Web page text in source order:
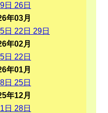
日 26日
年03月
日 22 日 29日
年02月
日 22 日
年01月
日 25日
年12月
日 28日